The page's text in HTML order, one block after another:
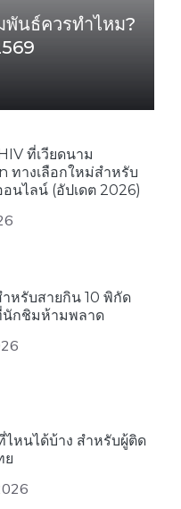
พันธ์ควรทำไหม?
ที่เวียดนาม
ทางเลือกใหม่สำหรับ
นไลน์ (อัปเดต 2026)
ำหรับสายกิน 10 พิกัด
นักชิมห้ามพลาด
ไหนได้บ้าง สำหรับผู้ติด
ย